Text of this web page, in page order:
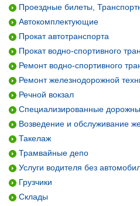
Проездные билеты,
Автокомплектующие
Прокат автотранспорта
Прокат водно-спортивного
Ремонт водно-спортивного
Ремонт железнодорожной
Речной вокзал
Специализированные
Возведение и обслуживание
Такелаж
Трамвайные депо
Услуги водителя без
Грузчики
Склады